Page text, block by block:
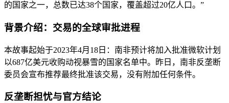
的国家之一，总数已达38个国家，覆盖超过20亿人口。”
背景介绍：交易的全球审批进程
本故事起始于2023年4月18日：南非预计将加入批准微软计划
以687亿美元收购动视暴雪的国家名单中。昨日，南非反垄断
委员会宣布推荐最终批准该交易，没有附加任何条件。
反垄断担忧与官方结论